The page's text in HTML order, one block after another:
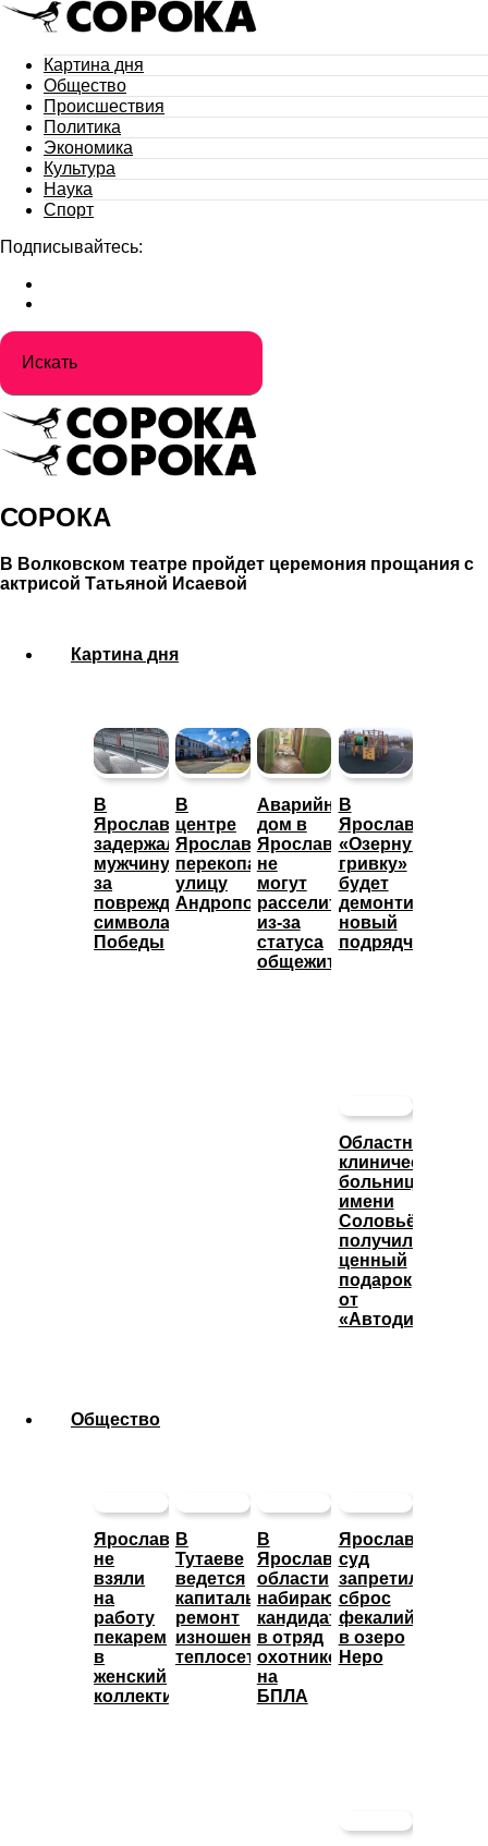
Картина дня
Общество
Происшествия
Политика
Экономика
Культура
Наука
Спорт
Подписывайтесь:
СОРОКА
В Волковском театре пройдет церемония прощания с
актрисой Татьяной Исаевой
Картина дня
В
Ярославле
задержали
мужчину
за
повреждение
символа
Победы
В
центре
Ярославля
перекопали
улицу
Андропова
Аварийный
дом в
Ярославле
не
могут
расселить
из-за
статуса
общежития
В
Ярославле
«Озерную
гривку»
будет
демонтировать
новый
подрядчик
Областная
клиническая
больница
имени
Соловьёва
получила
ценный
подарок
от
«Автодизеля»
Общество
Ярославца
не
взяли
на
работу
пекарем
в
женский
коллектив
В
Тутаеве
ведется
капитальный
ремонт
изношенных
теплосетей
В
Ярославской
области
набирают
кандидатов
в отряд
охотников
на
БПЛА
Ярославский
суд
запретил
сброс
фекалий
в озеро
Неро